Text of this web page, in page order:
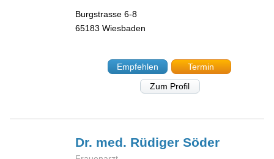
Burgstrasse 6-8
65183 Wiesbaden
Empfehlen
Termin
Zum Profil
Dr. med. RüdigerSöder